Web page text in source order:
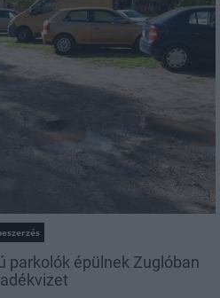
parkolók épülnek Zuglóban